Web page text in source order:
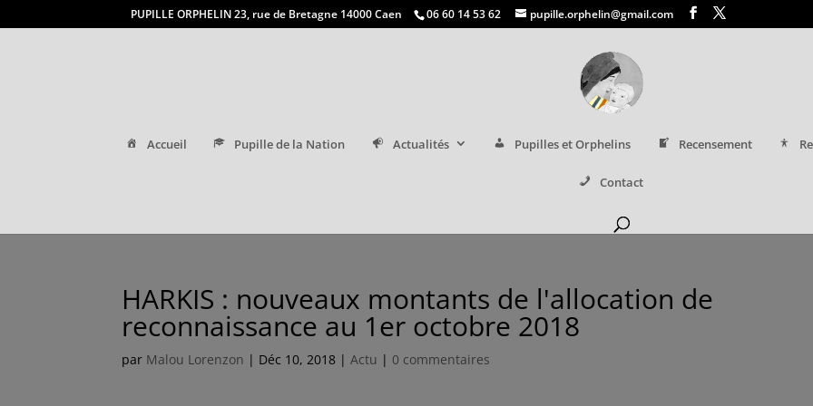
PUPILLE ORPHELIN 23, rue de Bretagne 14000 Caen 06 60 14 53 62 pupille.orphelin@gmail.com
Accueil Pupille de la Nation Actualités Pupilles et Orphelins Recensement
Contact
HARKIS : nouveaux montants de l'allocation de
reconnaissance au 1er octobre 2018
par Malou Lorenzon | Déc 10, 2018 |Actu | 0 commentaires